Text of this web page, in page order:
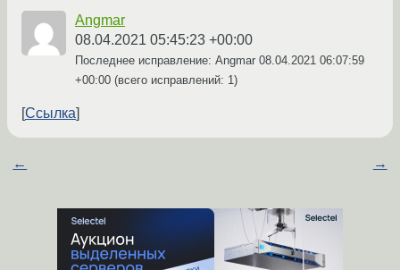
Angmar
08.04.2021 05:45:23 +00:00
Последнее исправление: Angmar 08.04.2021 06:07:59
+00:00 (всего исправлений: 1)
Ссылка
← →